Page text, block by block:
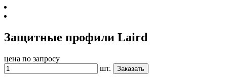
Защитные профили Laird
цена по запросу
шт.
Заказать